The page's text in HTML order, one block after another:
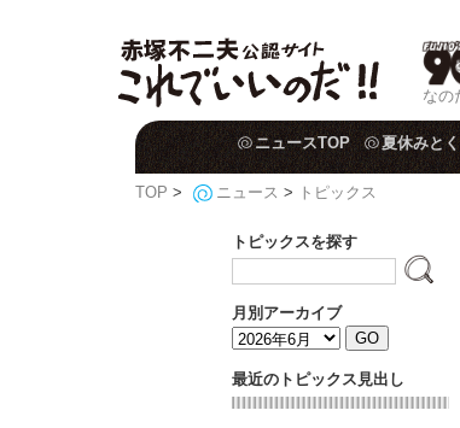
なの
ニュースTOP 夏休みと
TOP > ニュース > トピックス
トピックスを探す
月別アーカイブ
最近のトピックス見出し